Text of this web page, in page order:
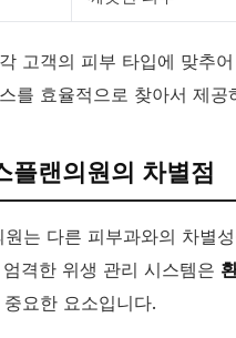
고객의 피부 타입에 맞추
를 효율적으로 찾아서 제공
플랜의원의 차별점
는 다른 피부과와의 차별
격한 위생 관리 시스템은
요한 요소입니다.